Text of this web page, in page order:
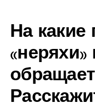
На какие